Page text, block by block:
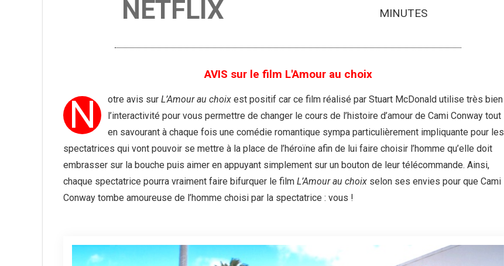
NETFLIX MINUTES
AVIS sur le film L'Amour au choix
N otre avis sur L’Amour au choix est positif car ce film réalisé par Stuart McDonald utilise très bien
l’interactivité pour vous permettre de changer le cours de l’histoire d’amour de Cami Conway tout
en savourant à chaque fois une comédie romantique sympa particulièrement impliquante pour les
spectatrices qui vont pouvoir se mettre à la place de l’héroïne afin de lui faire choisir l’homme qu’elle doit
embrasser sur la bouche puis aimer en appuyant simplement sur un bouton de leur télécommande. Ainsi,
chaque spectatrice pourra vraiment faire bifurquer le film L’Amour au choix selon ses envies pour que Cami
Conway tombe amoureuse de l’homme choisi par la spectatrice : vous !